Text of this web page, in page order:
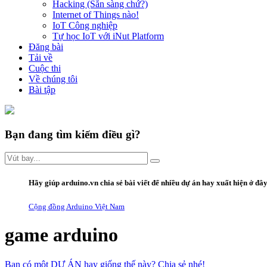
Hacking (Sẵn sàng chứ?)
Internet of Things nào!
IoT Công nghiệp
Tự học IoT với iNut Platform
Đăng bài
Tải về
Cuộc thi
Về chúng tôi
Bài tập
Bạn đang tìm kiếm điều gì?
Hãy giúp arduino.vn chia sẻ bài viết để nhiều dự án hay xuất hiện ở
Cộng đồng Arduino Việt Nam
game arduino
Bạn có một DỰ ÁN hay giống thế này? Chia sẻ nhé!